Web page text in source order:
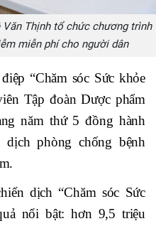
Văn Thịnh tổ chức chương trình
miễn phí cho người dân
“Chăm sóc Sức khỏe
Tập đoàn Dược phẩm
năm thứ 5 đồng hành
phòng chống bệnh
dịch “Chăm sóc Sức
nổi bật: hơn 9,5 triệu